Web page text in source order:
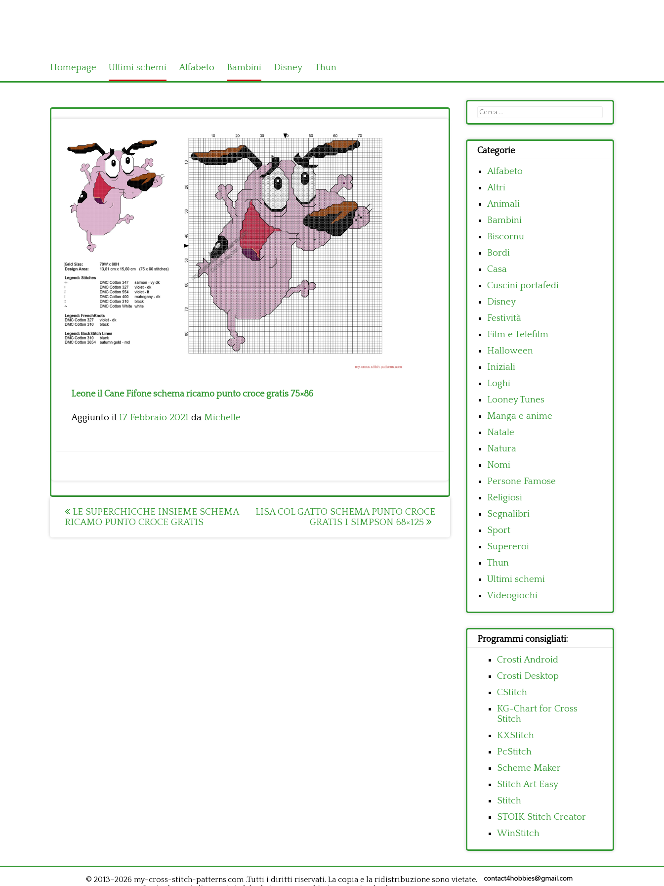
Homepage Ultimi schemi Alfabeto Bambini Disney Thun
Leone il Cane Fifone schema ricamo punto croce gratis 75×86
Aggiunto il 17 Febbraio 2021 da Michelle
Post
navigation
LE SUPERCHICCHE INSIEME SCHEMA
RICAMO PUNTO CROCE GRATIS
LISA COL GATTO SCHEMA PUNTO CROCE
GRATIS I SIMPSON 68×125
Ricerca
per:
Categorie
Alfabeto
Altri
Animali
Bambini
Biscornu
Bordi
Casa
Cuscini portafedi
Disney
Festività
Film e Telefilm
Halloween
Iniziali
Loghi
Looney Tunes
Manga e anime
Natale
Natura
Nomi
Persone Famose
Religiosi
Segnalibri
Sport
Supereroi
Thun
Ultimi schemi
Videogiochi
Programmi consigliati:
Crosti Android
Crosti Desktop
CStitch
KG-Chart for Cross
Stitch
KXStitch
PcStitch
Scheme Maker
Stitch Art Easy
Stitch
STOIK Stitch Creator
WinStitch
© 2013–2026 my-cross-stitch-patterns.com .Tutti i diritti riservati. La copia e la ridistribuzione sono vietate.